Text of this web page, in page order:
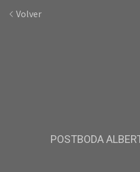
Volver
POSTBODA